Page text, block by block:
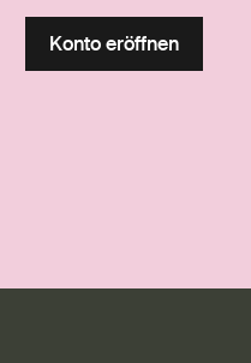
Konto eröffnen